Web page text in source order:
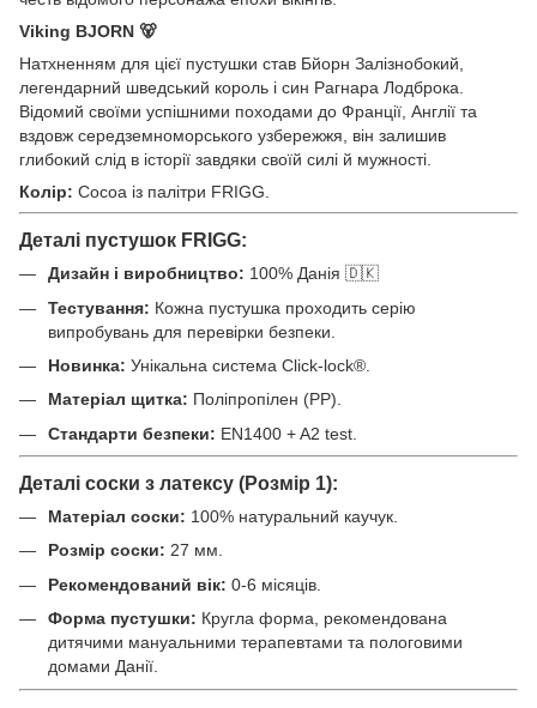
Viking BJORN 🐻
Натхненням для цієї пустушки став Бйорн Залізнобокий,
легендарний шведський король і син Рагнара Лодброка.
Відомий своїми успішними походами до Франції, Англії та
вздовж середземноморського узбережжя, він залишив
глибокий слід в історії завдяки своїй силі й мужності.
Колір: Cocoa із палітри FRIGG.
Деталі пустушок FRIGG:
Дизайн і виробництво: 100% Данія 🇩🇰
Тестування: Кожна пустушка проходить серію
випробувань для перевірки безпеки.
Новинка: Унікальна система Click-lock®.
Матеріал щитка: Поліпропілен (PP).
Стандарти безпеки: EN1400 + A2 test.
Деталі соски з латексу (Розмір 1):
Матеріал соски: 100% натуральний каучук.
Розмір соски: 27 мм.
Рекомендований вік: 0-6 місяців.
Форма пустушки: Кругла форма, рекомендована
дитячими мануальними терапевтами та пологовими
домами Данії.